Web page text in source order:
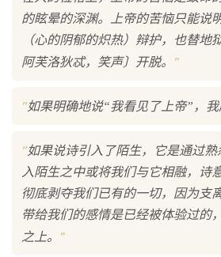
的眩晕的深渊。上帝的苦恼只能说
（心的阴郁的炽热）辩护，也替地
阿芙洛狄忒，笑声〕开脱。
"
"如果明确地说“我看见了上帝”，我
"如果说诗引入了陌生，它是通过
入陌生之中或将我们与它相融，诗
彻底剥夺我们已有的一切，因为支
带给我们的感情是已经被体验过的
之上。
"